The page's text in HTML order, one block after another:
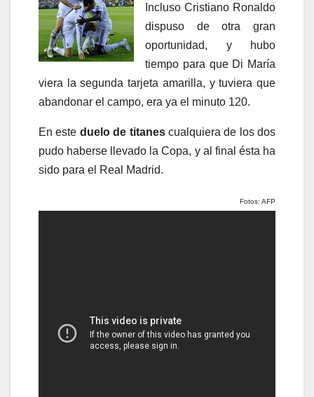
Incluso Cristiano Ronaldo
dispuso de otra gran
oportunidad, y hubo
tiempo para que Di María
viera la segunda tarjeta amarilla, y tuviera que
abandonar el campo, era ya el minuto 120.
En este duelo de titanes cualquiera de los dos
pudo haberse llevado la Copa, y al final ésta ha
sido para el Real Madrid.
Fotos: AFP